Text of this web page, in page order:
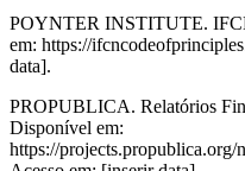
POYNTER INSTITUTE.
em: https://
data].
PROPUBLICA. Relatórios
Disponível em:
https://projects.propublica.org/